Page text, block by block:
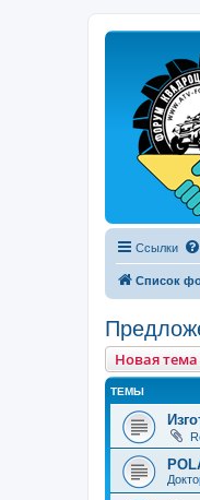
Ссылки
Список
Новая тема
ТЕМЫ